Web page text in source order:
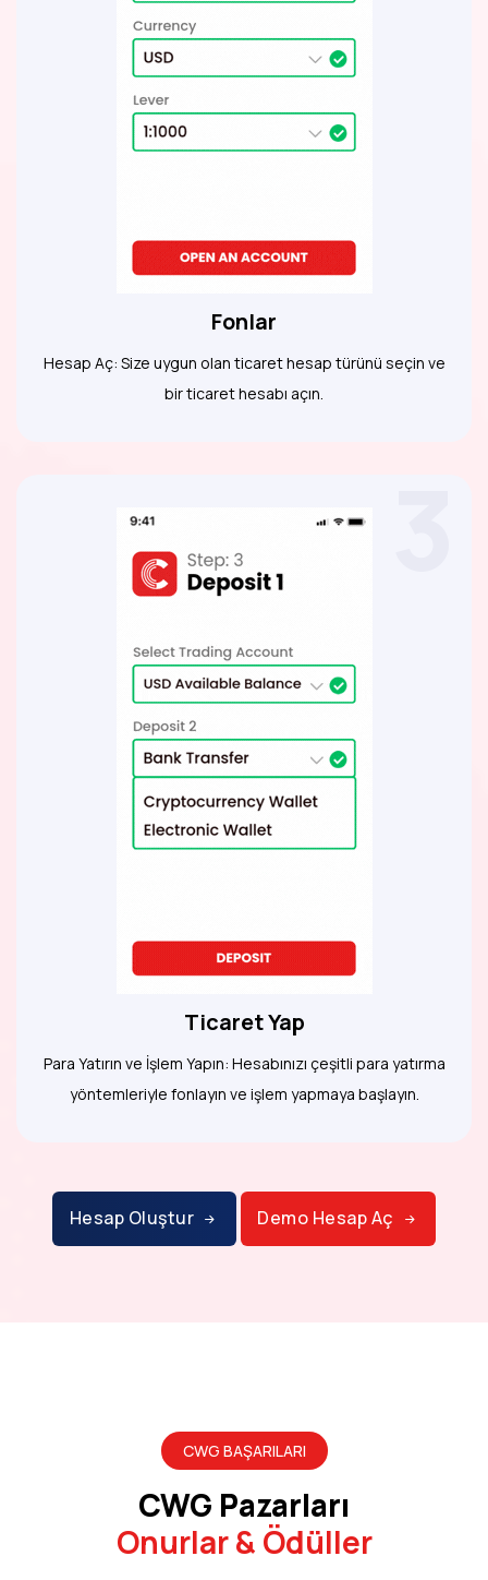
Fonlar
Hesap Aç: Size uygun olan ticaret hesap türünü seçin ve
bir ticaret hesabı açın.
Ticaret Yap
Para Yatırın ve İşlem Yapın: Hesabınızı çeşitli para yatırma
yöntemleriyle fonlayın ve işlem yapmaya başlayın.
Hesap Oluştur Demo Hesap Aç
CWG BAŞARILARI
CWG Pazarları
Onurlar & Ödüller